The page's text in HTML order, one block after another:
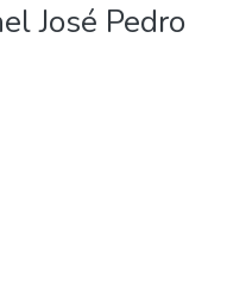
José Pedro